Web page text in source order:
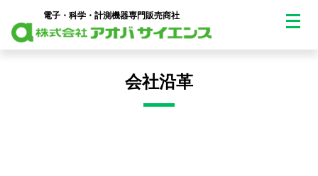
電子・科学・計測機器専門販売商社
メ
ニ
会社沿革